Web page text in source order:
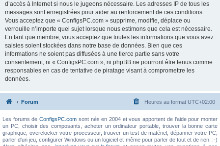
d’accès à Internet si nous le jugeons nécessaire. Les adresses IP de tous les
messages sont enregistrées pour aider au renforcement de ces conditions.
Vous acceptez que « ConfigsPC.com » supprime, modifie, déplace ou
verrouille n’importe quel sujet lorsque nous estimons que cela est nécessaire.
En tant que membre, vous acceptez que toutes les informations que vous avez
saisies soient stockées dans notre base de données. Bien que ces
informations ne soient pas diffusées à une tierce partie sans votre
consentement, ni « ConfigsPC.com », ni phpBB ne pourront être tenus comme
responsables en cas de tentative de piratage visant à compromettre les
données.
Forum Heures au format UTC+02:00
Les forums deConfigsPC.com sont nés en 2004 et vous apportent de l'aide pour monter
un PC, choisir des composants, acheter un ordinateur portable, trouver la bonne carte
graphique, overclocker votre processeur, trouver un test de matériel, dépanner votre PC,
parler d'un jeu, configurer Windows ou un logiciel et même pour parler de tout et de rien. :-)